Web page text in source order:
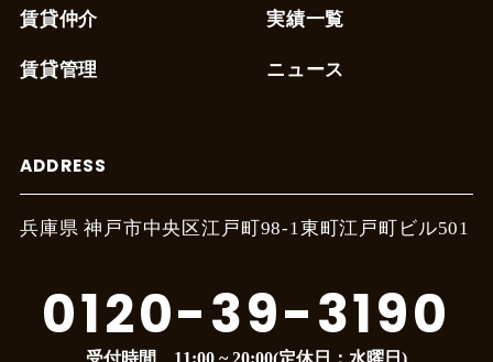
賃貸仲介
賃貸管理
実績一覧
ニュース
ADDRESS
兵庫県 神戸市中央区江戸町98-1東町江戸町ビル501
0120-39-3190